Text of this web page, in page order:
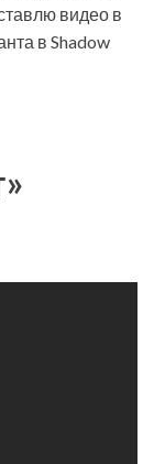
видео в
в Shadow